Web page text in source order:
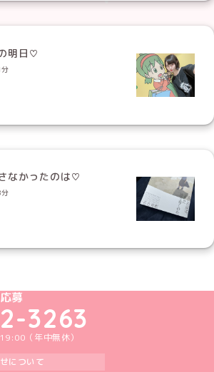
明日♡
なかったのは♡
めいどりーみんTikTok公式アカウント
めいどりーみんX公式アカウント
めいどりーみんInstagram公式アカウント
めいどりーみんFacebook公式アカウン
めいどりーみんYouTube公式アカ
募
3263
（年中無休）
について